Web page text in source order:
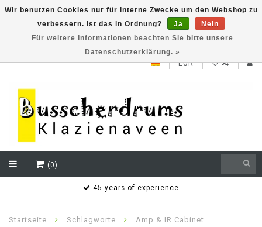
NEW ROLAND V71 series testklaar
EUR
(0)
45 years of experience
Startseite Schlagworte Amp & IR Cabinet
Wir benutzen Cookies nur für interne Zwecke um den Webshop zu
verbessern. Ist das in Ordnung?
Ja
Nein
Für weitere Informationen beachten Sie bitte unsere
Datenschutzerklärung. »